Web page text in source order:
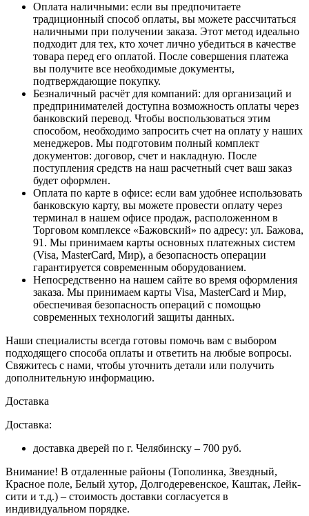
Оплата наличными: если вы предпочитаете
традиционный способ оплаты, вы можете рассчитаться
наличными при получении заказа. Этот метод идеально
подходит для тех, кто хочет лично убедиться в качестве
товара перед его оплатой. После совершения платежа
вы получите все необходимые документы,
подтверждающие покупку.
Безналичный расчёт для компаний: для организаций и
предпринимателей доступна возможность оплаты через
банковский перевод. Чтобы воспользоваться этим
способом, необходимо запросить счет на оплату у наших
менеджеров. Мы подготовим полный комплект
документов: договор, счет и накладную. После
поступления средств на наш расчетный счет ваш заказ
будет оформлен.
Оплата по карте в офисе: если вам удобнее использовать
банковскую карту, вы можете провести оплату через
терминал в нашем офисе продаж, расположенном в
Торговом комплексе «Бажовский» по адресу: ул. Бажова,
91. Мы принимаем карты основных платежных систем
(Visa, MasterCard, Мир), а безопасность операции
гарантируется современным оборудованием.
Непосредственно на нашем сайте во время оформления
заказа. Мы принимаем карты Visa, MasterCard и Мир,
обеспечивая безопасность операций с помощью
современных технологий защиты данных.
Наши специалисты всегда готовы помочь вам с выбором
подходящего способа оплаты и ответить на любые вопросы.
Свяжитесь с нами, чтобы уточнить детали или получить
дополнительную информацию.
Доставка
Доставка:
доставка дверей по г. Челябинску – 700 руб.
Внимание! В отдаленные районы (Тополинка, Звездный,
Красное поле, Белый хутор, Долгодеревенское, Каштак, Лейк-
сити и т.д.) – стоимость доставки согласуется в
индивидуальном порядке.